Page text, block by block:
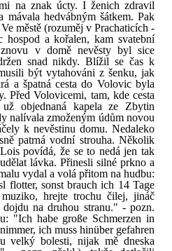
na znak úcty. I ženich zdravil
mávala hedvábným šátkem. Pak
městě (rozuměj v Prachaticích -
a kořalen, kam svatební
v domě nevěsty byl sice
snad nikdy. Blížil se čas k
být vytahováni z šenku, jak
a špatná cesta do Volovic byla
Před Volovicemi, tam, kde cesta
objednaná kapela ze Zbytin
nalívala zmoženým údům novou
k nevěstinu domu. Nedaleko
patrná vodní strouha. Několik
povídá, že se to nedá jen tak
lávka. Přinesli silné prkno a
vydal a volá přitom na hudbu:
flotter, sonst brauch ich 14 Tage
hrejte trochu čilej, jináč
na druhou stranu." - pozn.
"Ich habe große Schmerzen in
ich muss hinüber gefahren
velký bolesti, nijak mě dneska